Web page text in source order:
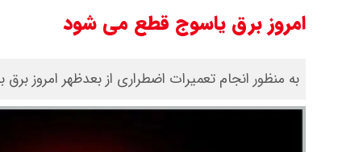
امروز برق یاسوج قطع می شود
به منظور انجام تعمیرات اضطراری از بعدظهر امروز